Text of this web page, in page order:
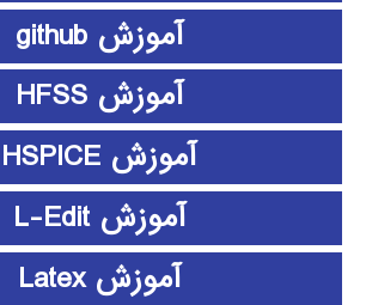
آموزش github
آموزش HFSS
آموزش HSPICE
آموزش L-Edit
آموزش Latex